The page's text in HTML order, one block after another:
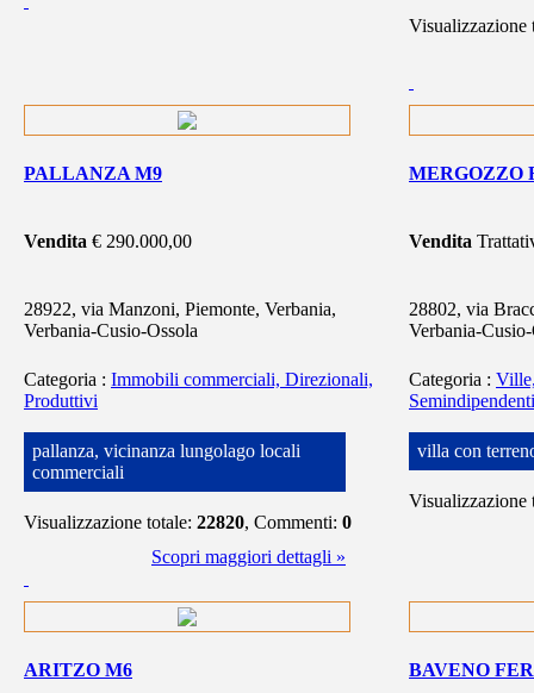
Visualizzazione
PALLANZA M9
Vendita € 290.000,00
28922, via Manzoni, Piemonte, Verbania,
Verbania-Cusio-Ossola
Categoria : Immobili commerciali, Direzionali,
Produttivi
pallanza, vicinanza lungolago locali
commerciali
Visualizzazione totale: 22820, Commenti: 0
Scopri maggiori dettagli »
MERGOZZO
Vendita
28802, via
Verbania-
Categoria :
Semindipendenti
villa con
Visualizzazione
ARITZO M6 BAVENO